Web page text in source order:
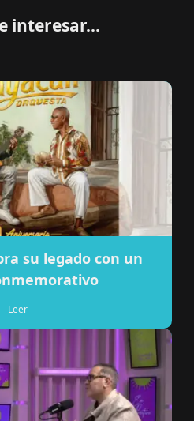
interesar...
su legado con un
Leer